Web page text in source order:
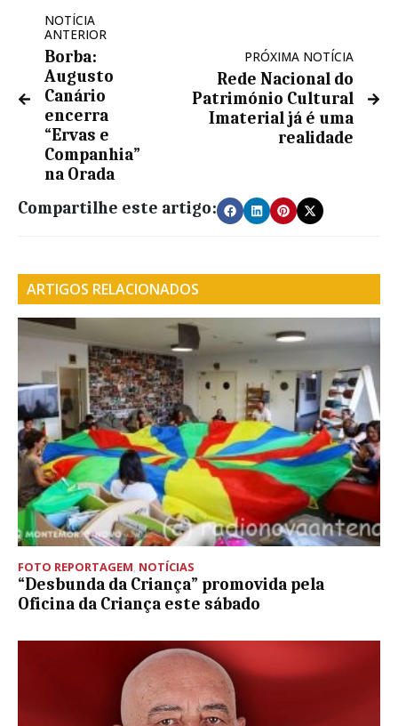
NOTÍCIA
ANTERIOR
Borba:
Augusto
Canário
encerra
“Ervas e
Companhia”
na Orada
PRÓXIMA NOTÍCIA
Rede Nacional do
Património Cultural
Imaterial já é uma
realidade
Compartilhe este artigo:
ARTIGOS RELACIONADOS
FOTO REPORTAGEM, NOTÍCIAS
“Desbunda da Criança” promovida pela
Oficina da Criança este sábado